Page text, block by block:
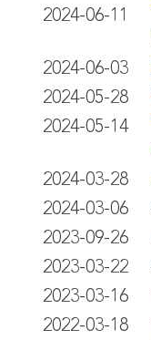
2024-06-11
2024-06-03
2024-05-28
2024-05-14
2024-03-28
2024-03-06
2023-09-26
2023-03-22
2023-03-16
2022-03-18